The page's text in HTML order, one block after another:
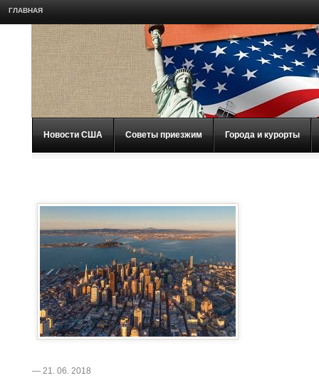
ГЛАВНАЯ
Новости США Советы приезжим Города и курорты
— 21. 06. 2018